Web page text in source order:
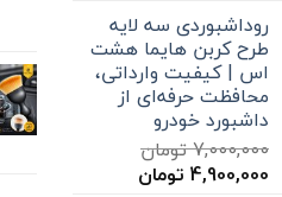
7,000,000 تومان
بود. است.
روداشبوردی سه‌ لایه
طرح کربن هایما هشت
اس | کیفیت وارداتی،
محافظت حرفه‌ای از
داشبورد خودرو
7,000,000تومان
قیمت
4,900,000 تومان